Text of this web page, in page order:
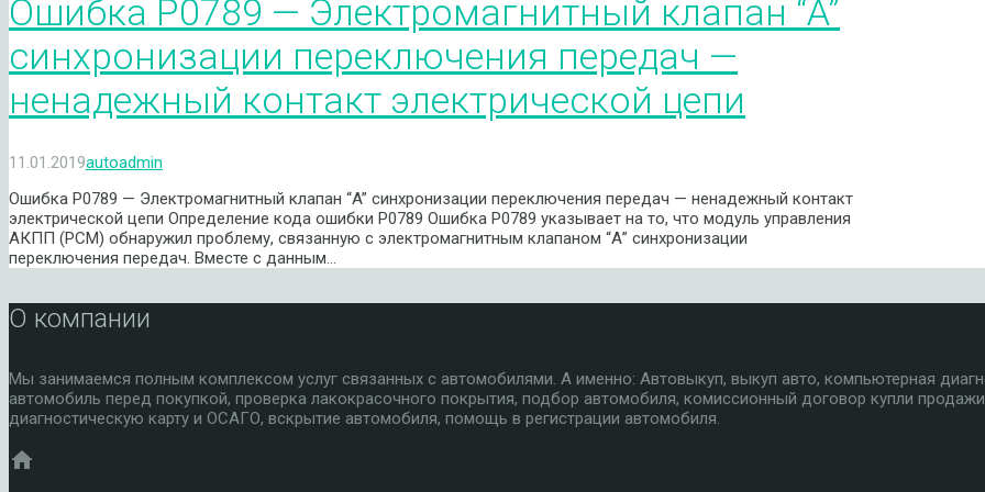
Ошибка P0789 — Электромагнитный клапан “A”
синхронизации переключения передач —
ненадежный контакт электрической цепи
11.01.2019autoadmin
Ошибка P0789 — Электромагнитный клапан “A” синхронизации переключения передач — ненадежный контакт
электрической цепи Определение кода ошибки P0789 Ошибка P0789 указывает на то, что модуль управления
АКПП (PCM) обнаружил проблему, связанную с электромагнитным клапаном “А” синхронизации
переключения передач. Вместе с данным…
О компании
Мы занимаемся полным комплексом услуг связанных с автомобилями. А именно: Автовыкуп, выкуп авто, компьютерная
автомобиль перед покупкой, проверка лакокрасочного покрытия, подбор автомобиля, комиссионный договор купли
диагностическую карту и ОСАГО, вскрытие автомобиля, помощь в регистрации автомобиля.
home